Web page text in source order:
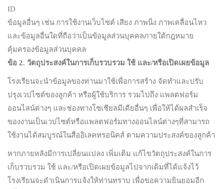
ID
ข้อมูลอื่นๆ เช่น การใช้งานเว็บไซต์ เสียง ภาพนิ่ง ภาพเคลื่อนไหว
และข้อมูลอื่นใดที่ถือว่าเป็นข้อมูลส่วนบุคคลภายใต้กฎหมาย
คุ้มครองข้อมูลส่วนบุคคล
ข้อ 2. วัตถุประสงค์ในการเก็บรวบรวม ใช้ และ/หรือเปิดเผยข้อมูล
โรงเรียนจะนำข้อมูลของท่านมาใช้เพื่อการสร้าง จัดทำและปรับ
ปรุงเวปไซต์ของลูกค้า หรือผู้ใช้บริการ รวมไปถึง แพลตฟอร์ม
ออนไลน์ต่างๆ และช่องทางโซเชียลมีเดียอื่นๆ เพื่อให้ได้ผลสำเร็จ
ของงานเป็นเวปไซต์หรือแพลตฟอร์มทางออนไลน์ต่างๆที่สามารถ
ใช้งานได้สมบูรณ์ในสื่ออิเลคทรอนิคส์ ตามความประสงค์ของลูกค้า
หากภายหลังมีการเปลี่ยนแปลง เพิ่มเติม แก้ไขวัตถุประสงค์ในการ
เก็บรวบรวม ใช้ และ/หรือเปิดเผยข้อมูลไปจากเดิมที่ได้แจ้งไว้
โรงเรียนจะดำเนินการแจ้งให้ท่านทราบ เพื่อขอความยินยอมอีก